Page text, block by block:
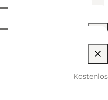
10:00 AM–03:00 PM
10:00 AM–06:00 PM
Kostenlos